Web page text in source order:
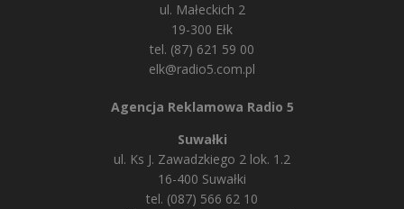
ul. Małeckich 2
19-300 Ełk
tel. (87) 621 59 00
elk@radio5.com.pl
Agencja Reklamowa Radio 5
Suwałki
ul. Ks J. Zawadzkiego 2 lok. 1.2
16-400 Suwałki
tel. (087) 566 62 10